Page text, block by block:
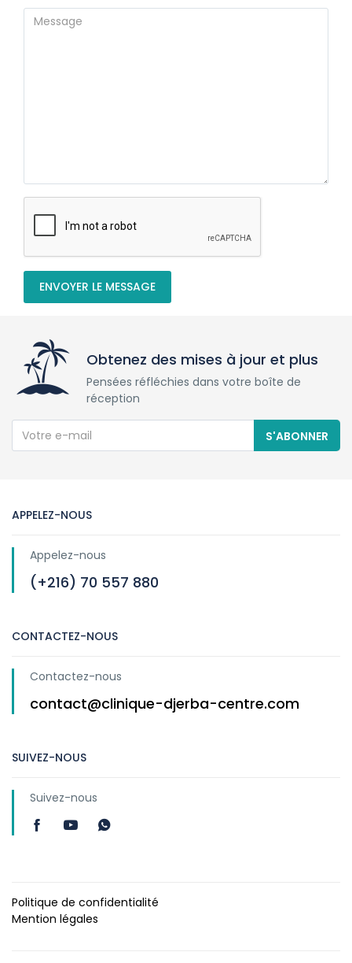
ENVOYER LE MESSAGE
Obtenez des mises à jour et plus
Pensées réfléchies dans votre boîte de
réception
S'ABONNER
APPELEZ-NOUS
Appelez-nous
(+216) 70 557 880
CONTACTEZ-NOUS
Contactez-nous
contact@clinique-djerba-centre.com
SUIVEZ-NOUS
Suivez-nous
Politique de confidentialité
Mention légales